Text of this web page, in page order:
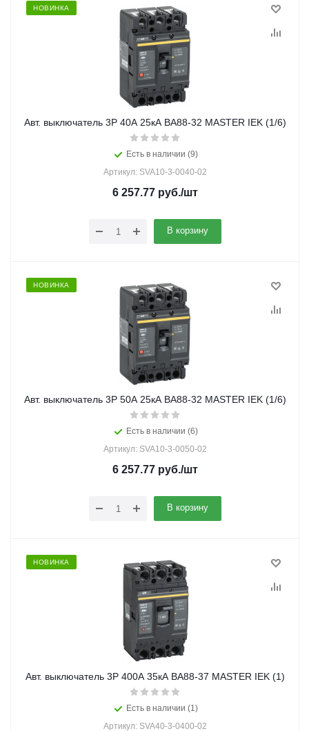
НОВИНКА
Авт. выключатель 3Р 40А 25кА ВА88-32 MASTER IEK (1/6)
Есть в наличии (9)
Артикул: SVA10-3-0040-02
6 257.77 руб./шт
В корзину
НОВИНКА
Авт. выключатель 3Р 50А 25кА ВА88-32 MASTER IEK (1/6)
Есть в наличии (6)
Артикул: SVA10-3-0050-02
6 257.77 руб./шт
В корзину
НОВИНКА
Авт. выключатель 3Р 400А 35кА ВА88-37 MASTER IEK (1)
Есть в наличии (1)
Артикул: SVA40-3-0400-02